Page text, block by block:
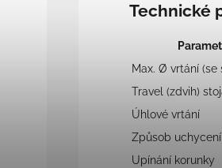
Technické
Max. Ø vrtání (se
Travel (zdvih)
Úhlové vrtání
Způsob uchycení
Upínání korunky